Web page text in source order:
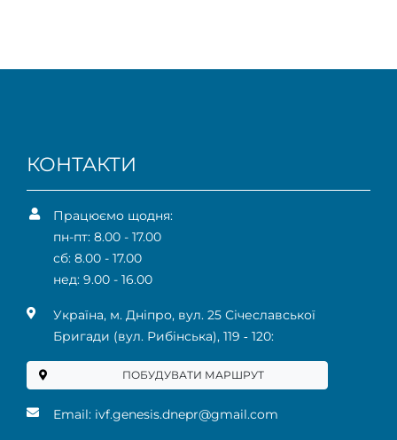
КОНТАКТИ
Працюємо щодня:
пн-пт: 8.00 - 17.00
сб: 8.00 - 17.00
нед: 9.00 - 16.00
Українa, м. Дніпро, вул. 25 Січеславської
Бригади (вул. Рибінська), 119 ‑ 120:
ПОБУДУВАТИ МАРШРУТ
Email: ivf.genesis.dnepr@gmail.com